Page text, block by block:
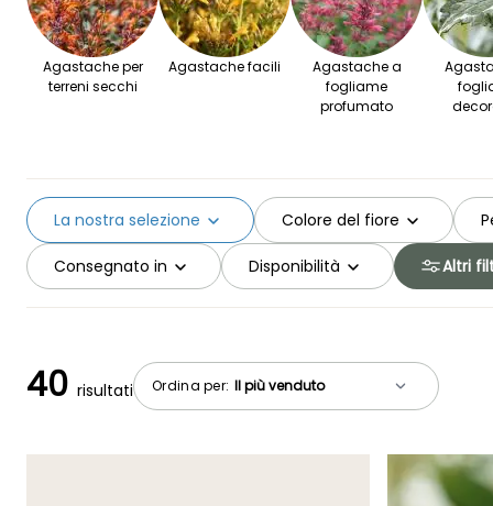
Agastache per
terreni secchi
Agastache facili
Agastache a
fogliame
profumato
Colore del fiore
Consegnato in
La nostra selezione
Disponibilità Altri
Ordina per:
40 risultati